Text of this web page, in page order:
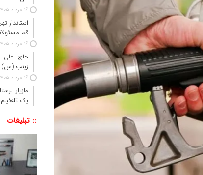
16 مرداد 1405
استاندار
قلم
16 مرداد 1405
حاج‌ علی‌
زینب
16 مرداد 1405
مازیار
یک تله‌فیلم
:: تبلیغات